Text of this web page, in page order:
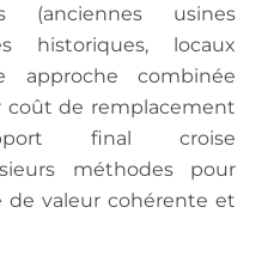
(anciennes usines
historiques, locaux
approche combinée
de remplacement
final croise
méthodes pour
valeur cohérente et